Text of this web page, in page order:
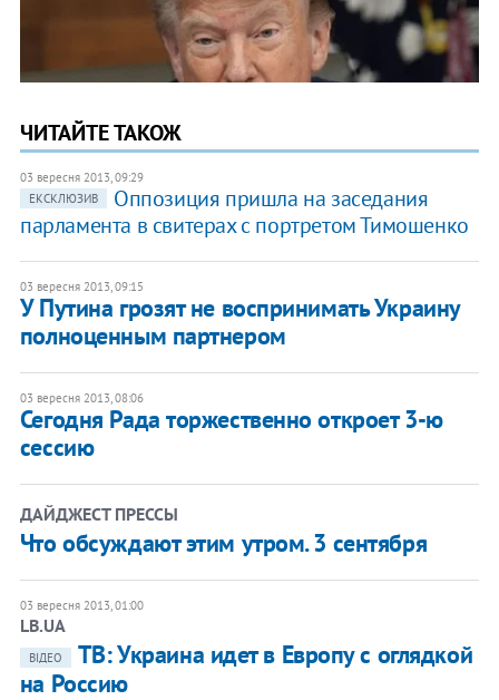
ЧИТАЙТЕ ТАКОЖ
03 вересня 2013, 09:29
ЕКСКЛЮЗИВ
Оппозиция пришла на заседания
парламента в свитерах с портретом Тимошенко
03 вересня 2013, 09:15
У Путина грозят не воспринимать Украину
полноценным партнером
03 вересня 2013, 08:06
Сегодня Рада торжественно откроет 3-ю
сессию
ДАЙДЖЕСТ ПРЕССЫ
Что обсуждают этим утром. 3 сентября
03 вересня 2013, 01:00
LB.UA
ВІДЕО
ТВ: Украина идет в Европу с оглядкой
на Россию